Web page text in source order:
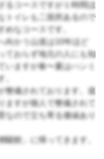
るコースですが１時間ほ
トイレも二箇所あるので
めなコースです。
かう山道は10年ほど
ておらず地元の人にも知
いますが春〜夏はハンミ
。
整備されております。道
ますが個人で整備されて
なので立ち寄る価値あり
館」に帰ってきます。